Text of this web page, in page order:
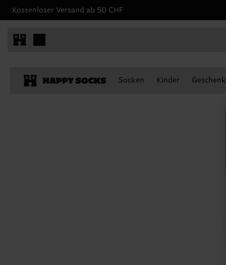
Kostenloser Versand ab 50 CHF
Socken Kinder